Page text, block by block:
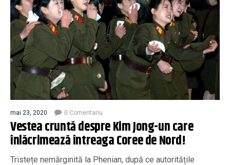
mai 23, 2020 0 Comentariu
Vestea cruntă despre Kim Jong-un care
înlăcrimează întreaga Coree de Nord!
Tristețe nemărginită la Phenian, după ce autoritățile